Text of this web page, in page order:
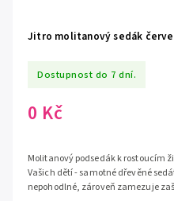
Jitro molitanový sedák
Dostupnost do 7 dní.
0 Kč
Molitanový podsedák k rostoucím
Vašich dětí - samotné dřevěné
nepohodlné, zároveň zamezuje